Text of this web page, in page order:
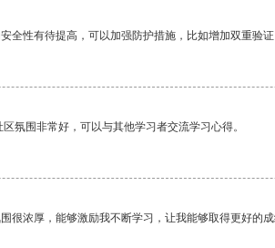
全性有待提高，可以加强防护措施，比如增加双重验
氛围非常好，可以与其他学习者交流学习心得。
很浓厚，能够激励我不断学习，让我能够取得更好的